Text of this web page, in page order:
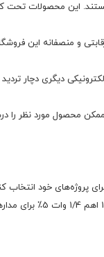
بین‌المللی هستند. این
و منصفانه این
دیگری دچار
محصول مورد نظر را
پروژه‌های خود انتخاب
پیش از خرید مقاومت، به نیازهای پروژه خود توجه کنید و